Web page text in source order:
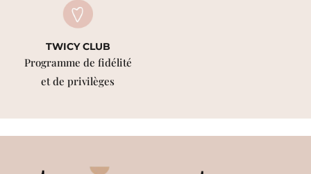
TWICY CLUB
Programme de fidélité
et de privilèges